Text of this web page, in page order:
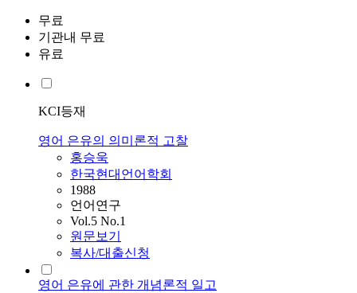
무료
기관내 무료
유료
KCI등재
영어 은유의 의미론적 고찰
홍승욱
한국현대언어학회
1988
언어연구
Vol.5 No.1
원문보기
복사/대출신청
영어 은유에 관한 개념론적 일고